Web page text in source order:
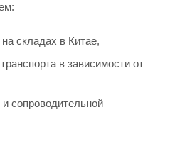
складах в Китае,
в зависимости от
сопроводительной